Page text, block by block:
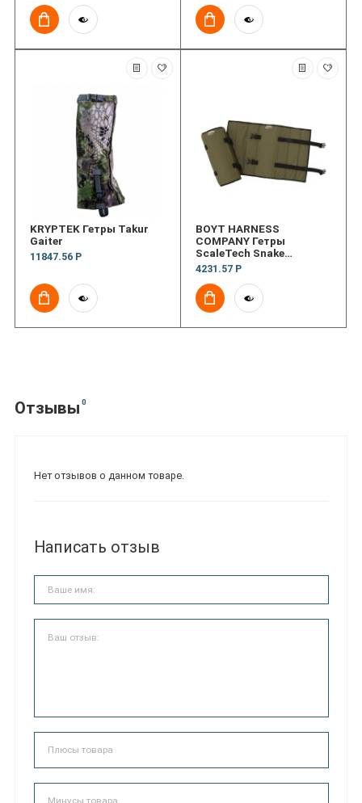
KRYPTEK Гетры Takur
Gaiter
11847.56 Р
BOYT HARNESS
COMPANY Гетры
ScaleTech Snake
Protection Gaiters
4231.57 Р
Отзывы 0
Нет отзывов о данном товаре.
Написать отзыв